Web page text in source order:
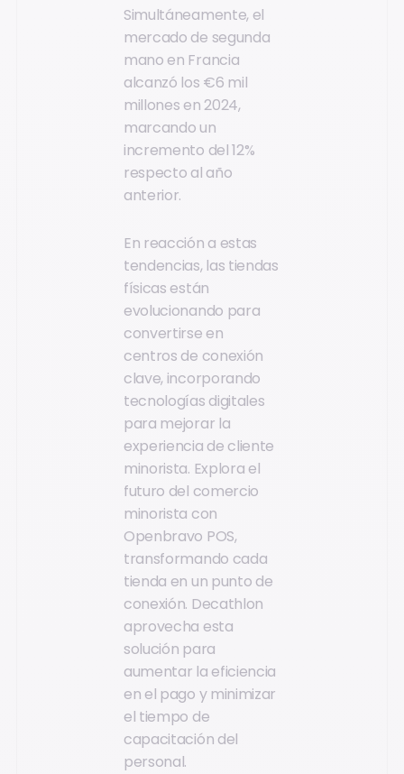
Simultáneamente, el
mercado de segunda
mano en Francia
alcanzó los €6 mil
millones en 2024,
marcando un
incremento del 12%
respecto al año
anterior.
En reacción a estas
tendencias, las tiendas
físicas están
evolucionando para
convertirse en
centros de conexión
clave, incorporando
tecnologías digitales
para mejorar la
experiencia de cliente
minorista. Explora el
futuro del comercio
minorista con
Openbravo POS,
transformando cada
tienda en un punto de
conexión. Decathlon
aprovecha esta
solución para
aumentar la eficiencia
en el pago y minimizar
el tiempo de
capacitación del
personal.